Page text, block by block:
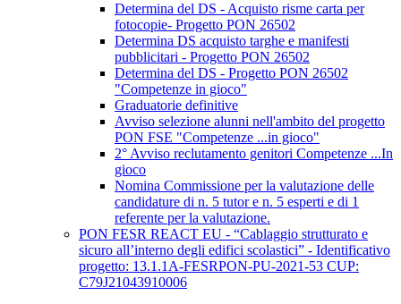
Determina del DS - Acquisto risme carta per
fotocopie- Progetto PON 26502
Determina DS acquisto targhe e manifesti
pubblicitari - Progetto PON 26502
Determina del DS - Progetto PON 26502
"Competenze in gioco"
Graduatorie definitive
Avviso selezione alunni nell'ambito del progetto
PON FSE "Competenze ...in gioco"
2° Avviso reclutamento genitori Competenze ...In
gioco
Nomina Commissione per la valutazione delle
candidature di n. 5 tutor e n. 5 esperti e di 1
referente per la valutazione.
PON FESR REACT EU - “Cablaggio strutturato e
sicuro all’interno degli edifici scolastici” - Identificativo
progetto: 13.1.1A-FESRPON-PU-2021-53 CUP:
C79J21043910006